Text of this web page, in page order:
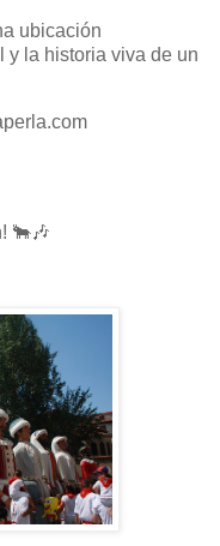
ubicación
y la historia viva de un
🐂🎶